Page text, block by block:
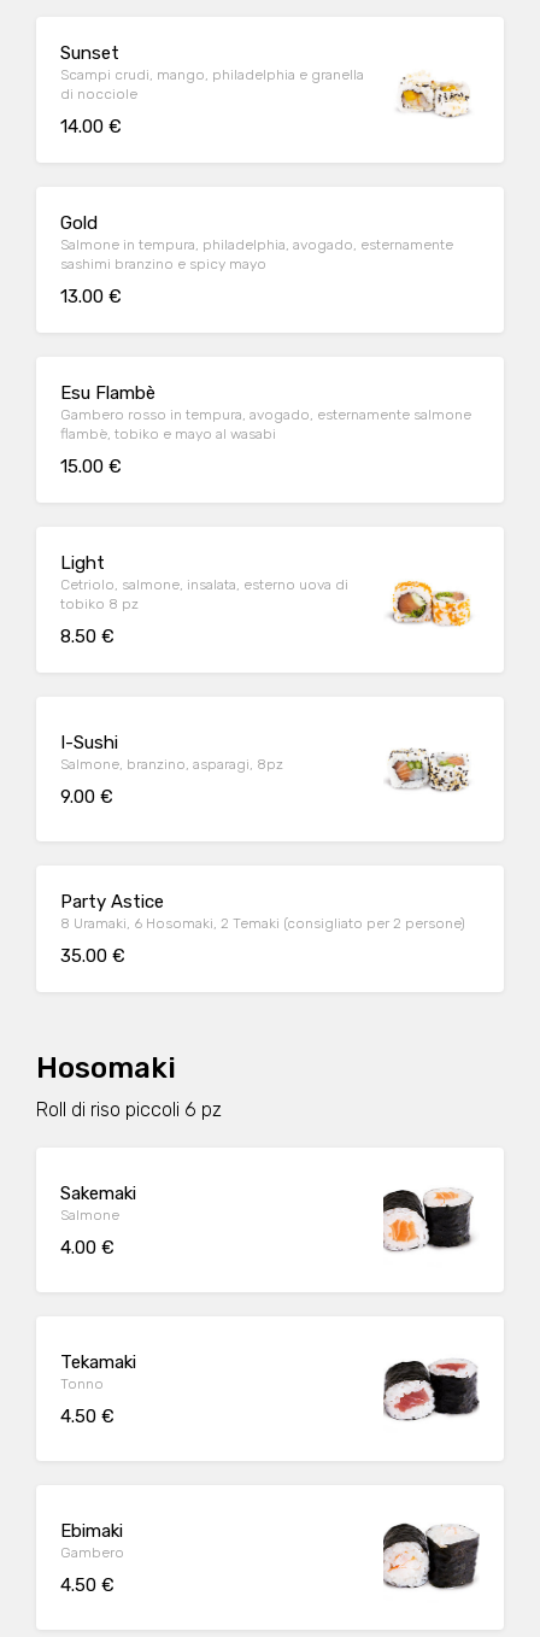
Sunset
Scampi crudi, mango, philadelphia e granella
di nocciole
14.00 €
Gold
Salmone in tempura, philadelphia, avogado, esternamente
sashimi branzino e spicy mayo
13.00 €
Esu Flambè
Gambero rosso in tempura, avogado, esternamente salmone
flambè, tobiko e mayo al wasabi
15.00 €
Light
Cetriolo, salmone, insalata, esterno uova di
tobiko 8 pz
8.50 €
I-Sushi
Salmone, branzino, asparagi, 8pz
9.00 €
Party Astice
8 Uramaki, 6 Hosomaki, 2 Temaki (consigliato per 2 persone)
35.00 €
Hosomaki
Roll di riso piccoli 6 pz
Sakemaki
Salmone
4.00 €
Tekamaki
Tonno
4.50 €
Ebimaki
Gambero
4.50 €